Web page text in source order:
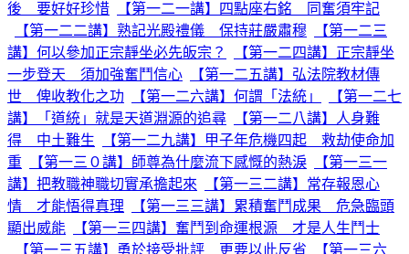
後 要好好珍惜
【第一二一講】四點座右銘 同奮須牢記
【第一二二講】熟記光殿禮儀 保持莊嚴肅穆
【第一二三
講】何以參加正宗靜坐必先皈宗？
【第一二四講】正宗靜坐
一步登天 須加強奮鬥信心
【第一二五講】弘法院教材傳
世 俾收教化之功
【第一二六講】何謂「法統」
【第一二七
講】「道統」就是天道淵源的追尋
【第一二八講】人身難
得 中土難生
【第一二九講】甲子年危機四起 救劫使命加
重
【第一三０講】師尊為什麼流下感慨的熱淚
【第一三一
講】把教職神職切實承擔起來
【第一三二講】常存報恩心
情 才能悟得真理
【第一三三講】累積奮鬥成果 危急臨頭
顯出威能
【第一三四講】奮鬥到命運根源 才是人生鬥士
【第一三五講】勇於接受批評 更要以此反省
【第一三六